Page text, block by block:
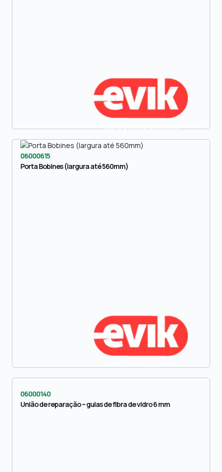
06000615
Porta Bobines (largura até 560mm)
06000140
União de reparação – guias de fibra de vidro 6 mm